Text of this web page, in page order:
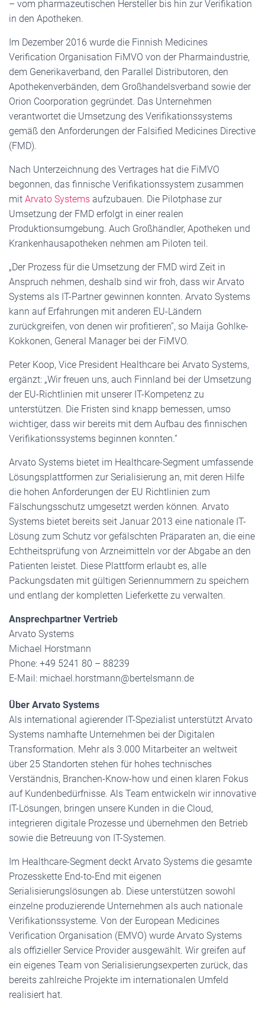
– vom pharmazeutischen Hersteller bis hin zur Verifikation
in den Apotheken.
Im Dezember 2016 wurde die Finnish Medicines
Verification Organisation FiMVO von der Pharmaindustrie,
dem Generikaverband, den Parallel Distributoren, den
Apothekenverbänden, dem Großhandelsverband sowie der
Orion Coorporation gegründet. Das Unternehmen
verantwortet die Umsetzung des Verifikationssystems
gemäß den Anforderungen der Falsified Medicines Directive
(FMD).
Nach Unterzeichnung des Vertrages hat die FiMVO
begonnen, das finnische Verifikationssystem zusammen
mit Arvato Systems aufzubauen. Die Pilotphase zur
Umsetzung der FMD erfolgt in einer realen
Produktionsumgebung. Auch Großhändler, Apotheken und
Krankenhausapotheken nehmen am Piloten teil.
„Der Prozess für die Umsetzung der FMD wird Zeit in
Anspruch nehmen, deshalb sind wir froh, dass wir Arvato
Systems als IT-Partner gewinnen konnten. Arvato Systems
kann auf Erfahrungen mit anderen EU-Ländern
zurückgreifen, von denen wir profitieren”, so Maija Gohlke-
Kokkonen, General Manager bei der FiMVO.
Peter Koop, Vice President Healthcare bei Arvato Systems,
ergänzt: „Wir freuen uns, auch Finnland bei der Umsetzung
der EU-Richtlinien mit unserer IT-Kompetenz zu
unterstützen. Die Fristen sind knapp bemessen, umso
wichtiger, dass wir bereits mit dem Aufbau des finnischen
Verifikationssystems beginnen konnten.”
Arvato Systems bietet im Healthcare-Segment umfassende
Lösungsplattformen zur Serialisierung an, mit deren Hilfe
die hohen Anforderungen der EU Richtlinien zum
Fälschungsschutz umgesetzt werden können. Arvato
Systems bietet bereits seit Januar 2013 eine nationale IT-
Lösung zum Schutz vor gefälschten Präparaten an, die eine
Echtheitsprüfung von Arzneimitteln vor der Abgabe an den
Patienten leistet. Diese Plattform erlaubt es, alle
Packungsdaten mit gültigen Seriennummern zu speichern
und entlang der kompletten Lieferkette zu verwalten.
Ansprechpartner Vertrieb
Arvato Systems
Michael Horstmann
Phone: +49 5241 80 – 88239
E-Mail: michael.horstmann@bertelsmann.de
Über Arvato Systems
Als international agierender IT-Spezialist unterstützt Arvato
Systems namhafte Unternehmen bei der Digitalen
Transformation. Mehr als 3.000 Mitarbeiter an weltweit
über 25 Standorten stehen für hohes technisches
Verständnis, Branchen-Know-how und einen klaren Fokus
auf Kundenbedürfnisse. Als Team entwickeln wir innovative
IT-Lösungen, bringen unsere Kunden in die Cloud,
integrieren digitale Prozesse und übernehmen den Betrieb
sowie die Betreuung von IT-Systemen.
Im Healthcare-Segment deckt Arvato Systems die gesamte
Prozesskette End-to-End mit eigenen
Serialisierungslösungen ab. Diese unterstützen sowohl
einzelne produzierende Unternehmen als auch nationale
Verifikationssysteme. Von der European Medicines
Verification Organisation (EMVO) wurde Arvato Systems
als offizieller Service Provider ausgewählt. Wir greifen auf
ein eigenes Team von Serialisierungsexperten zurück, das
bereits zahlreiche Projekte im internationalen Umfeld
realisiert hat.